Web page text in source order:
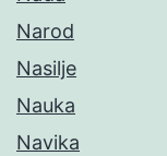
Narod
Nasilje
Nauka
Navika